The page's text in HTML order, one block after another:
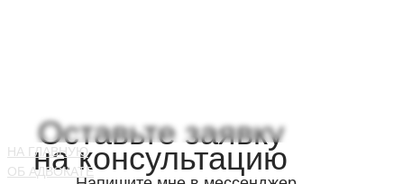
Оставьте заявку
на консультацию
НА ГЛАВНУЮ
ОБ АДВОКАТЕ